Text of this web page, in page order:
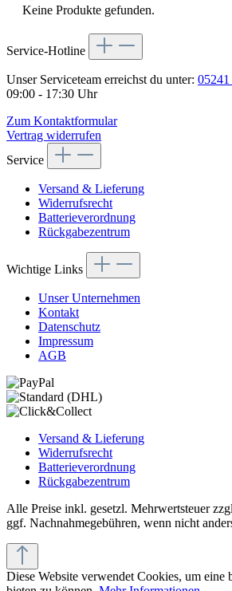
Keine Produkte gefunden.
Service-Hotline
Unser Serviceteam erreichst du unter:
09:00 - 17:30 Uhr
Zum Kontaktformular
Vertrag widerrufen
Service
Versand & Lieferung
Widerrufsrecht
Batterieverordnung
Rückgabezentrum
Wichtige Links
Unser Unternehmen
Kontakt
Datenschutz
Impressum
AGB
Versand & Lieferung
Widerrufsrecht
Batterieverordnung
Rückgabezentrum
Alle Preise inkl. gesetzl. Mehrwertsteuer
ggf. Nachnahmegebühren, wenn nicht
Diese Website verwendet Cookies, um eine